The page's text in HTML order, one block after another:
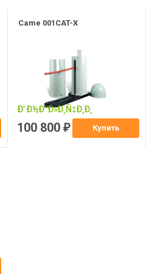
Came 001CAT-X
100 800 ₽ Купить